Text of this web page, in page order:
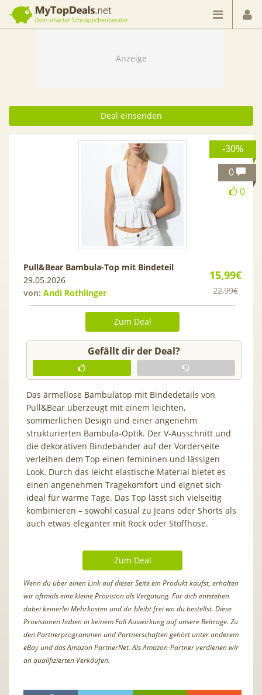
Dein smarter Schnäppchenberater
Deal einsenden
-30%
0
0
15,99€
22,99€
Pull&Bear Bambula-Top mit Bindeteil
29.05.2026
von: Andi Rothlinger
Zum Deal
Gefällt dir der Deal?
Das ärmellose Bambulatop mit Bindedetails von
Pull&Bear überzeugt mit einem leichten,
sommerlichen Design und einer angenehm
strukturierten Bambula-Optik. Der V-Ausschnitt und
die dekorativen Bindebänder auf der Vorderseite
verleihen dem Top einen femininen und lässigen
Look. Durch das leicht elastische Material bietet es
einen angenehmen Tragekomfort und eignet sich
ideal für warme Tage. Das Top lässt sich vielseitig
kombinieren – sowohl casual zu Jeans oder Shorts als
auch etwas eleganter mit Rock oder Stoffhose.
Zum Deal
Wenn du über einen Link auf dieser Seite ein Produkt kaufst, erhalten
wir oftmals eine kleine Provision als Vergütung. Für dich entstehen
dabei keinerlei Mehrkosten und dir bleibt frei wo du bestellst. Diese
Provisionen haben in keinem Fall Auswirkung auf unsere Beiträge. Zu
den Partnerprogrammen und Partnerschaften gehört unter anderem
eBay und das Amazon PartnerNet. Als Amazon-Partner verdienen wir
an qualifizierten Verkäufen.